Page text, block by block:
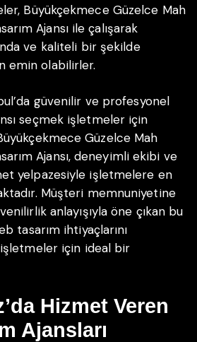
Büyükçekmece Güzelce Mah
Ajansı ile çalışarak
ve kaliteli bir şekilde
emin olabilirler.
güvenilir ve profesyonel
seçmek işletmeler için
Güzelce Mah
Ajansı, deneyimli ekibi ve
yelpazesiyle işletmelere en
Müşteri memnuniyetine
anlayışıyla öne çıkan bu
tasarım ihtiyaçlarını
için ideal bir
Hizmet Veren
Ajansları